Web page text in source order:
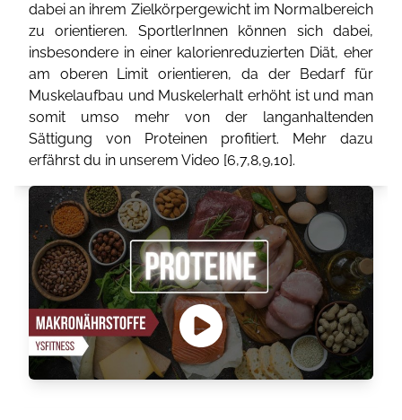
dabei an ihrem Zielkörpergewicht im Normalbereich
zu orientieren. SportlerInnen können sich dabei,
insbesondere in einer kalorienreduzierten Diät, eher
am oberen Limit orientieren, da der Bedarf für
Muskelaufbau und Muskelerhalt erhöht ist und man
somit umso mehr von der langanhaltenden
Sättigung von Proteinen profitiert. Mehr dazu
erfährst du in unserem Video [6,7,8,9,10].